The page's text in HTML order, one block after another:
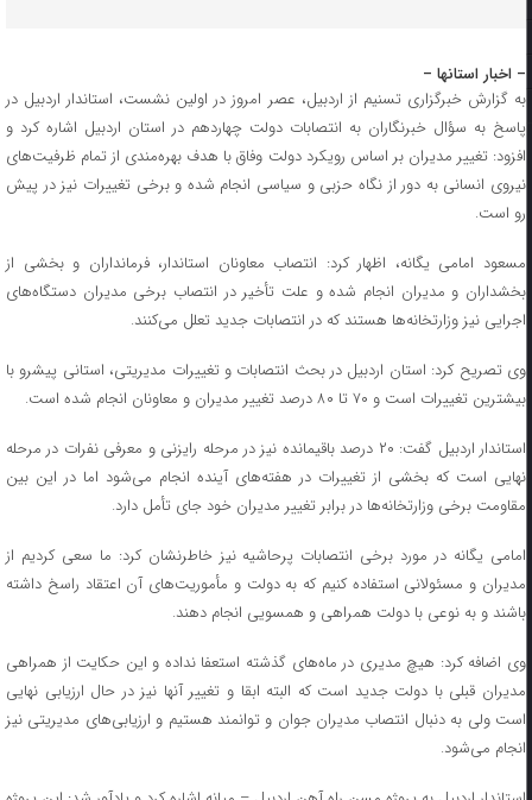
– اخبار استانها –
به گزارش خبرگزاری تسنیم از اردبیل، عصر امروز در اولین نشست، استاندار اردبیل در
پاسخ به سؤال خبرنگاران به انتصابات دولت چهاردهم در استان اردبیل اشاره کرد و
افزود: تغییر مدیران بر اساس رویکرد دولت وفاق با هدف بهره‌مندی از تمام ظرفیت‌های
نیروی انسانی به دور از نگاه حزبی و سیاسی انجام شده و برخی تغییرات نیز در پیش
رو است.
مسعود امامی یگانه، اظهار کرد: انتصاب معاونان استاندار، فرمانداران و بخشی از
بخشداران و مدیران انجام شده و علت تأخیر در انتصاب برخی مدیران دستگاه‌های
اجرایی نیز وزارتخانه‌ها هستند که در انتصابات جدید تعلل می‌کنند.
وی تصریح کرد: استان اردبیل در بحث انتصابات و تغییرات مدیریتی، استانی پیشرو با
بیشترین تغییرات است و ۷۰ تا ۸۰ درصد تغییر مدیران و معاونان انجام شده است.
استاندار اردبیل گفت: ۲۰ درصد باقیمانده نیز در مرحله رایزنی و معرفی نفرات در مرحله
نهایی است که بخشی از تغییرات در هفته‌های آینده انجام می‌شود اما در این بین
مقاومت برخی وزارتخانه‌ها در برابر تغییر مدیران خود جای تأمل دارد.
امامی یگانه در مورد برخی انتصابات پرحاشیه نیز خاطرنشان کرد: ما سعی کردیم از
مدیران و مسئولانی استفاده کنیم که به دولت و مأموریت‌های آن اعتقاد راسخ داشته
باشند و به نوعی با دولت همراهی و همسویی انجام دهند.
وی اضافه کرد: هیچ مدیری در ماه‌های گذشته استعفا نداده و این حکایت از همراهی
مدیران قبلی با دولت جدید است که البته ابقا و تغییر آنها نیز در حال ارزیابی نهایی
است ولی به دنبال انتصاب مدیران جوان و توانمند هستیم و ارزیابی‌های مدیریتی نیز
انجام می‌شود.